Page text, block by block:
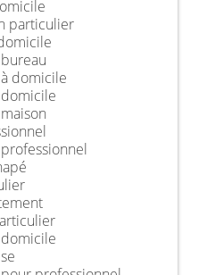
particulier
domicile